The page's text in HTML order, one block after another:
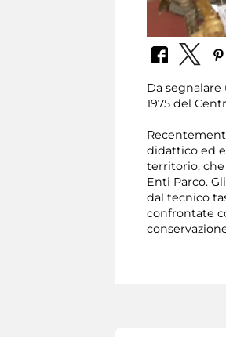
Da
1975 del
didattico ed
territorio, che
Enti Parco.
dal tecnico
confrontate